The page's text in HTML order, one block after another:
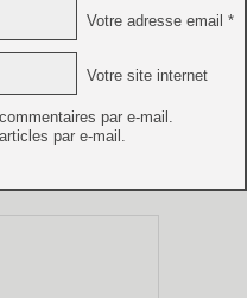
Votre adresse email *
Votre site internet
par e-mail.
par e-mail.